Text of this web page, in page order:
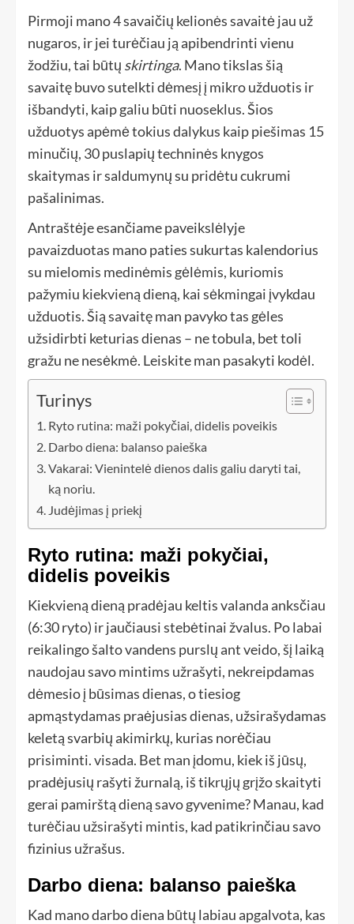
Pirmoji mano 4 savaičių kelionės savaitė jau už
nugaros, ir jei turėčiau ją apibendrinti vienu
žodžiu, tai būtų skirtinga. Mano tikslas šią
savaitę buvo sutelkti dėmesį į mikro užduotis ir
išbandyti, kaip galiu būti nuoseklus. Šios
užduotys apėmė tokius dalykus kaip piešimas 15
minučių, 30 puslapių techninės knygos
skaitymas ir saldumynų su pridėtu cukrumi
pašalinimas.
Antraštėje esančiame paveikslėlyje
pavaizduotas mano paties sukurtas kalendorius
su mielomis medinėmis gėlėmis, kuriomis
pažymiu kiekvieną dieną, kai sėkmingai įvykdau
užduotis. Šią savaitę man pavyko tas gėles
užsidirbti keturias dienas – ne tobula, bet toli
gražu ne nesėkmė. Leiskite man pasakyti kodėl.
Turinys
Ryto rutina: maži pokyčiai, didelis poveikis
Darbo diena: balanso paieška
Vakarai: Vienintelė dienos dalis galiu daryti tai,
ką noriu.
Judėjimas į priekį
Ryto rutina: maži pokyčiai,
didelis poveikis
Kiekvieną dieną pradėjau keltis valanda anksčiau
(6:30 ryto) ir jaučiausi stebėtinai žvalus. Po labai
reikalingo šalto vandens purslų ant veido, šį laiką
naudojau savo mintims užrašyti, nekreipdamas
dėmesio į būsimas dienas, o tiesiog
apmąstydamas praėjusias dienas, užsirašydamas
keletą svarbių akimirkų, kurias norėčiau
prisiminti. visada. Bet man įdomu, kiek iš jūsų,
pradėjusių rašyti žurnalą, iš tikrųjų grįžo skaityti
gerai pamirštą dieną savo gyvenime? Manau, kad
turėčiau užsirašyti mintis, kad patikrinčiau savo
fizinius užrašus.
Darbo diena: balanso paieška
Kad mano darbo diena būtų labiau apgalvota, kas